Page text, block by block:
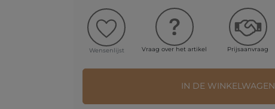
Wensenlijst Vraag over het artikel Prijsaanvraag
IN DE WINKELWAGEN